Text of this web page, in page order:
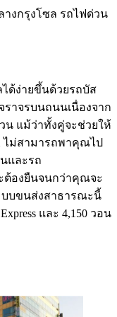
างกรุงโซล รถไฟด่วน
ด้ง่ายขึ้นด้วยรถบัส
าจรบนถนนเนื่องจาก
น แม้ว่าทั้งคู่จะช่วยให้
ไม่สามารถพาคุณไป
และรถ
ต้องยืนจนกว่าคุณจะ
บบขนส่งสาธารณะนี้
และ 4,150 วอน